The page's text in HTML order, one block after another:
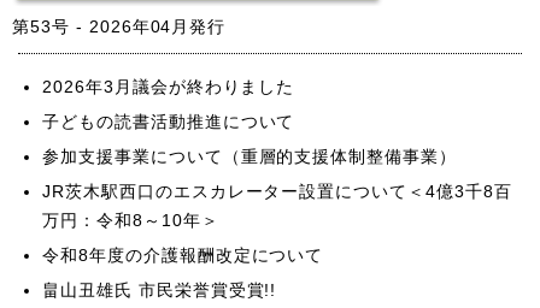
第53号 - 2026年04月発行
2026年3月議会が終わりました
子どもの読書活動推進について
参加支援事業について（重層的支援体制整備事業）
JR茨木駅西口のエスカレーター設置について＜4億3千8百
万円：令和8～10年＞
令和8年度の介護報酬改定について
畠山丑雄氏 市民栄誉賞受賞!!